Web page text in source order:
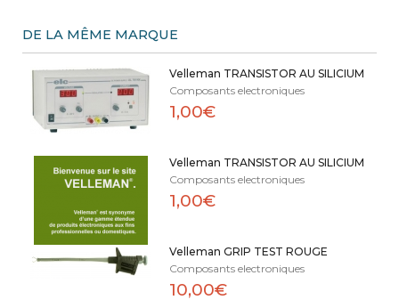
DE LA MÊME MARQUE
Velleman TRANSISTOR AU SILICIUM
Composants electroniques
1,00€
Velleman TRANSISTOR AU SILICIUM
Composants electroniques
1,00€
Velleman GRIP TEST ROUGE
Composants electroniques
10,00€